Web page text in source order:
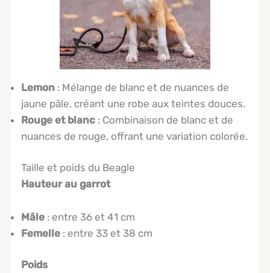
Lemon : Mélange de blanc et de nuances de
jaune pâle, créant une robe aux teintes douces.
Rouge et blanc : Combinaison de blanc et de
nuances de rouge, offrant une variation colorée.
Taille et poids du Beagle
Hauteur au garrot
Mâle : entre 36 et 41 cm
Femelle : entre 33 et 38 cm
Poids